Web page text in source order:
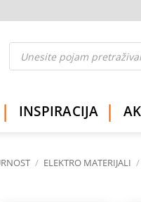
Products
search
INSPIRACIJA
/ ELEKTRO MATERIJALI /